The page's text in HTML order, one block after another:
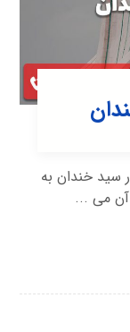
خندان به
آن می ...